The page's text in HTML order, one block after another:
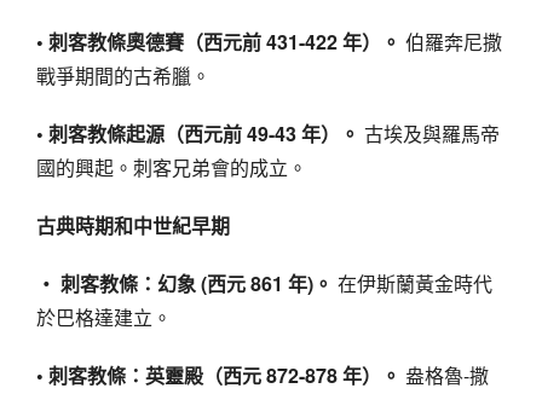
• 刺客教條奧德賽（西元前 431-422 年）。 伯羅奔尼撒
戰爭期間的古希臘。
• 刺客教條起源（西元前 49-43 年）。 古埃及與羅馬帝
國的興起。刺客兄弟會的成立。
古典時期和中世紀早期
‧ 刺客教條：幻象 (西元 861 年)。 在伊斯蘭黃金時代
於巴格達建立。
• 刺客教條：英靈殿（西元 872-878 年）。 盎格魯-撒